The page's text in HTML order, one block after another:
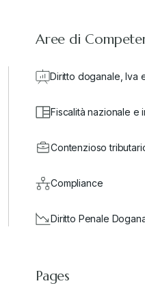
Aree di
Diritto doganale, Iva
Fiscalità nazionale e
Contenzioso
Compliance
Diritto Penale
Pages